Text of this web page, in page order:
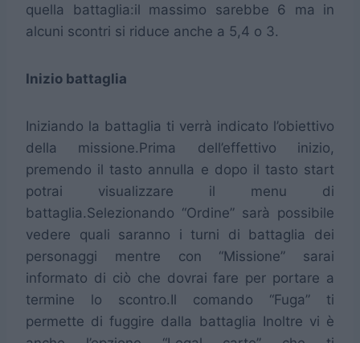
quella battaglia:il massimo sarebbe 6 ma in
alcuni scontri si riduce anche a 5,4 o 3.
Inizio battaglia
Iniziando la battaglia ti verrà indicato l’obiettivo
della missione.Prima dell’effettivo inizio,
premendo il tasto annulla e dopo il tasto start
potrai visualizzare il menu di
battaglia.Selezionando “Ordine” sarà possibile
vedere quali saranno i turni di battaglia dei
personaggi mentre con “Missione” sarai
informato di ciò che dovrai fare per portare a
termine lo scontro.Il comando “Fuga” ti
permette di fuggire dalla battaglia Inoltre vi è